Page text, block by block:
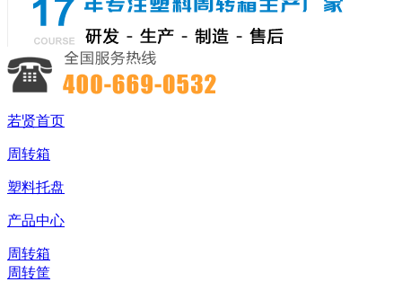
若贤首页
周转箱
塑料托盘
产品中心
周转箱
周转筐